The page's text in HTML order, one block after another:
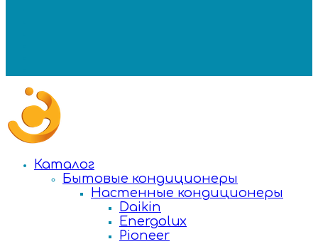
Каталог
Бытовые кондиционеры
Настенные кондиционеры
Daikin
Energolux
Pioneer